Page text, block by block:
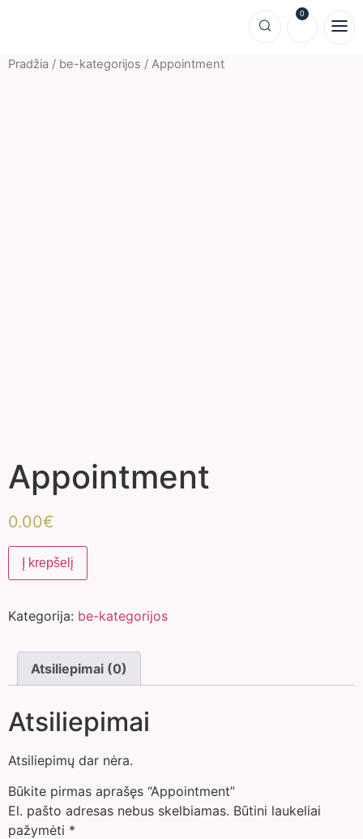
0
Pradžia / be-kategorijos / Appointment
Appointment
0.00€
Į krepšelį
Kategorija: be-kategorijos
Atsiliepimai (0)
Atsiliepimai
Atsiliepimų dar nėra.
Būkite pirmas aprašęs “Appointment”
El. pašto adresas nebus skelbiamas. Būtini laukeliai
pažymėti *